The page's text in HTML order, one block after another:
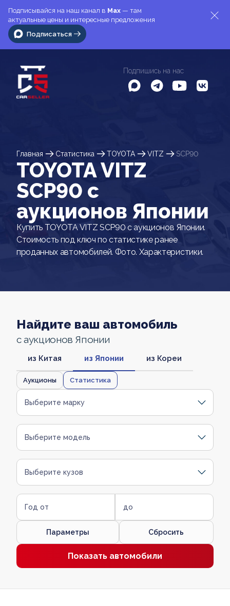
Подписывайся на наш канал в Max — там
актуальные цены и интересные предложения
Подписаться
Подпишись на нас
Главная Статистика TOYOTA VITZ SCP90
TOYOTA VITZ
SCP90 c
аукционов Японии
Купить TOYOTA VITZ SCP90 с аукционов Японии.
Стоимость под ключ по статистике ранее
проданных автомобилей. Фото. Характеристики.
Найдите ваш автомобиль
с аукционов Японии
из Китая из Японии из Кореи
Аукционы Статистика
Выберите марку
Выберите модель
Выберите кузов
Год от до
Параметры Сбросить
Показать автомобили